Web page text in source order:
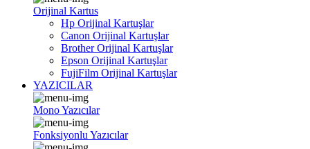
Orijinal Kartus
Hp Orijinal Kartuşlar
Canon Orijinal Kartuşlar
Brother Orijinal Kartuşlar
Epson Orijinal Kartuşlar
FujiFilm Orijinal Kartuşlar
YAZICILAR
Mono Yazıcılar
Fonksiyonlu Yazıcılar